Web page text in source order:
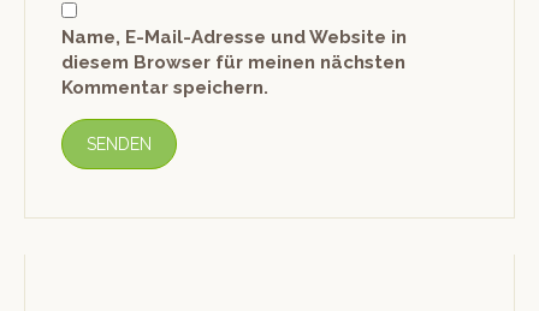
Name, E-Mail-Adresse und Website in
diesem Browser für meinen nächsten
Kommentar speichern.